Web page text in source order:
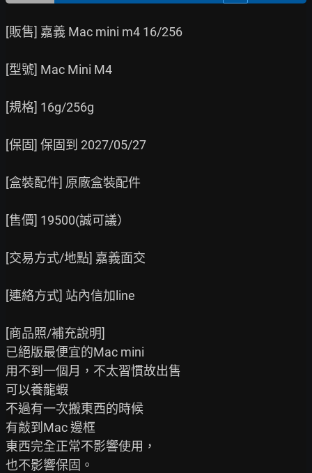
[販售] 嘉義 Mac mini m4 16/256
[型號] Mac Mini M4
[規格] 16g/256g
[保固] 保固到 2027/05/27
[盒裝配件] 原廠盒裝配件
[售價] 19500(誠可議）
[交易方式/地點] 嘉義面交
[連絡方式] 站內信加line
[商品照/補充說明]
已絕版最便宜的Mac mini
用不到一個月，不太習慣故出售
可以養龍蝦
不過有一次搬東西的時候
有敲到Mac 邊框
東西完全正常不影響使用，
也不影響保固。